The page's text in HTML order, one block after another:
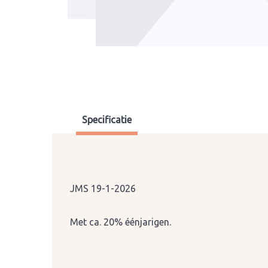
Specificatie
JMS 19-1-2026
Met ca. 20% éénjarigen.